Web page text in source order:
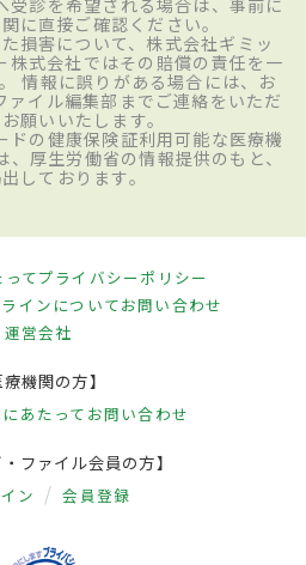
に直接ご確認ください。
損害について、株式会社ギミッ
株式会社ではその賠償の責任を一
情報に誤りがある場合には、お
ァイル編集部までご連絡をいただ
願いいたします。
ドの健康保険証利用可能な医療機
厚生労働省の情報提供のもと、
しております。
てプライバシーポリシー
インについてお問い合わせ
運営会社
療機関の方】
あたって お問い合わせ
・ファイル会員の方】
ン 会員登録